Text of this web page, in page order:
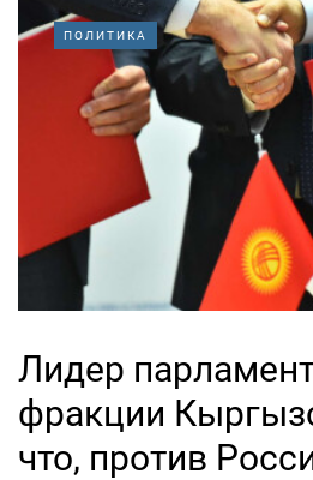
ПОЛИТИКА
Лидер
фракции
что, против